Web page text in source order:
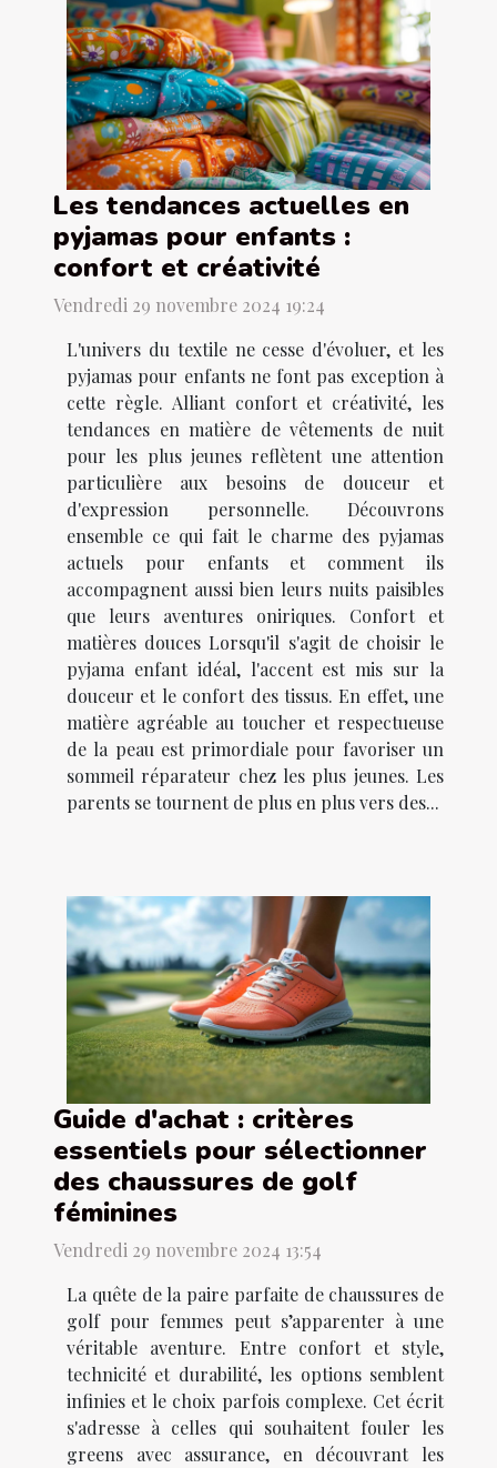
Les tendances actuelles en
pyjamas pour enfants :
confort et créativité
Vendredi 29 novembre 2024 19:24
L'univers du textile ne cesse d'évoluer, et les
pyjamas pour enfants ne font pas exception à
cette règle. Alliant confort et créativité, les
tendances en matière de vêtements de nuit
pour les plus jeunes reflètent une attention
particulière aux besoins de douceur et
d'expression personnelle. Découvrons
ensemble ce qui fait le charme des pyjamas
actuels pour enfants et comment ils
accompagnent aussi bien leurs nuits paisibles
que leurs aventures oniriques. Confort et
matières douces Lorsqu'il s'agit de choisir le
pyjama enfant idéal, l'accent est mis sur la
douceur et le confort des tissus. En effet, une
matière agréable au toucher et respectueuse
de la peau est primordiale pour favoriser un
sommeil réparateur chez les plus jeunes. Les
parents se tournent de plus en plus vers des...
Guide d'achat : critères
essentiels pour sélectionner
des chaussures de golf
féminines
Vendredi 29 novembre 2024 13:54
La quête de la paire parfaite de chaussures de
golf pour femmes peut s’apparenter à une
véritable aventure. Entre confort et style,
technicité et durabilité, les options semblent
infinies et le choix parfois complexe. Cet écrit
s'adresse à celles qui souhaitent fouler les
greens avec assurance, en découvrant les